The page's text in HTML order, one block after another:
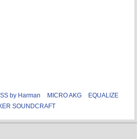
by Harman MICRO AKG
EQUALIZE
SOUNDCRAFT